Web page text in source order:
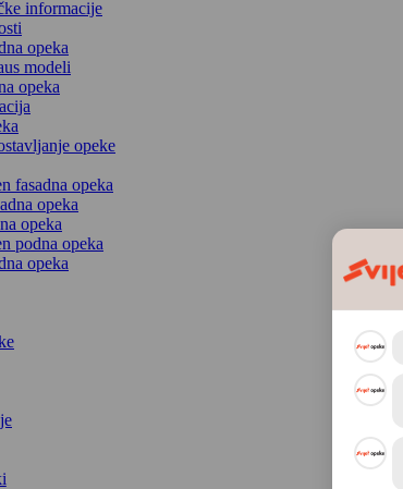
informacije
opeka
modeli
opeka
opeke
fasadna opeka
opeka
opeka
podna opeka
opeka